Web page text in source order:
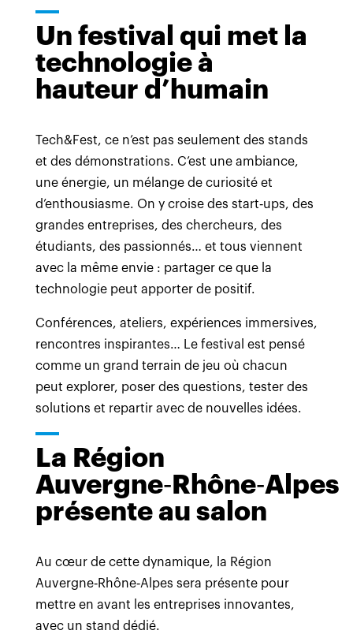
Un festival qui met la
technologie à
hauteur d’humain
Tech&Fest, ce n’est pas seulement des stands
et des démonstrations. C’est une ambiance,
une énergie, un mélange de curiosité et
d’enthousiasme. On y croise des start‑ups, des
grandes entreprises, des chercheurs, des
étudiants, des passionnés… et tous viennent
avec la même envie : partager ce que la
technologie peut apporter de positif.
Conférences, ateliers, expériences immersives,
rencontres inspirantes… Le festival est pensé
comme un grand terrain de jeu où chacun
peut explorer, poser des questions, tester des
solutions et repartir avec de nouvelles idées.
La Région
Auvergne‑Rhône‑Alpes
présente au salon
Au cœur de cette dynamique, la Région
Auvergne‑Rhône‑Alpes sera présente pour
mettre en avant les entreprises innovantes,
avec un stand dédié.